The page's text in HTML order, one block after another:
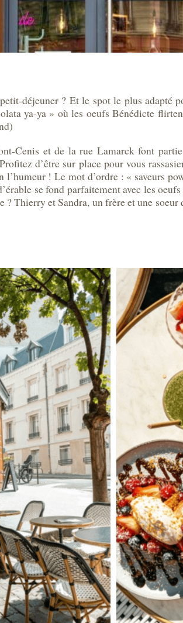
déjeuner ? Et le spot le plus adapté
ya-ya » où les oeufs Bénédicte
Cenis et de la rue Lamarck font
d’être sur place pour vous
! Le mot d’ordre : « saveurs
se fond parfaitement avec les
Thierry et Sandra, un frère et une